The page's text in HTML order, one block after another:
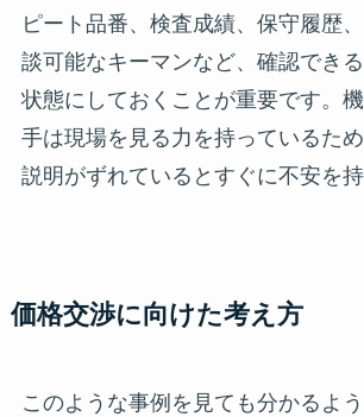
ピート品番、検査成績、保守履歴
談可能なキーマンなど、確認でき
状態にしておくことが重要です。
手は現場を見る力を持っているた
説明がずれているとすぐに不安を持
価格交渉に向けた考え方
このような事例を見ても分かるよ